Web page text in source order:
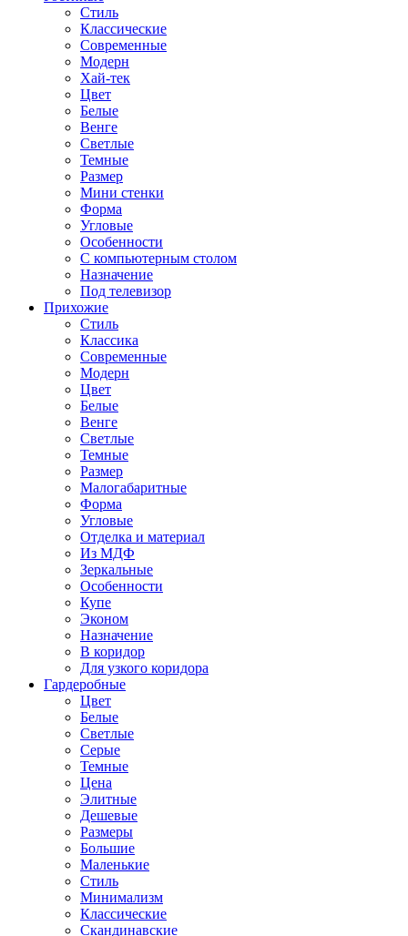
Стиль
Классические
Современные
Модерн
Хай-тек
Цвет
Белые
Венге
Светлые
Темные
Размер
Мини стенки
Форма
Угловые
Особенности
С компьютерным столом
Назначение
Под телевизор
Прихожие
Стиль
Классика
Современные
Модерн
Цвет
Белые
Венге
Светлые
Темные
Размер
Малогабаритные
Форма
Угловые
Отделка и материал
Из МДФ
Зеркальные
Особенности
Купе
Эконом
Назначение
В коридор
Для узкого коридора
Гардеробные
Цвет
Белые
Светлые
Серые
Темные
Цена
Элитные
Дешевые
Размеры
Большие
Маленькие
Стиль
Минимализм
Классические
Скандинавские